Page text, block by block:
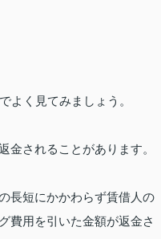
よく見てみましょう。
金されることがあります。
長短にかかわらず賃借人の
費用を引いた金額が返金さ